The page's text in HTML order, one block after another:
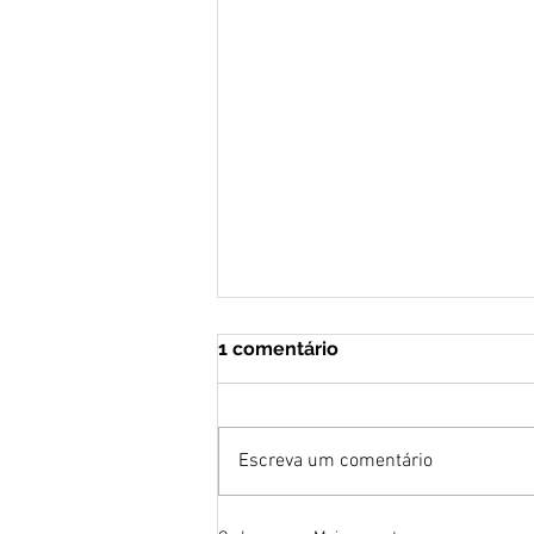
1 comentário
Escreva um comentário